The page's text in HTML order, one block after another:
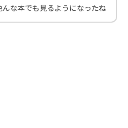
な本でも見るようになったね